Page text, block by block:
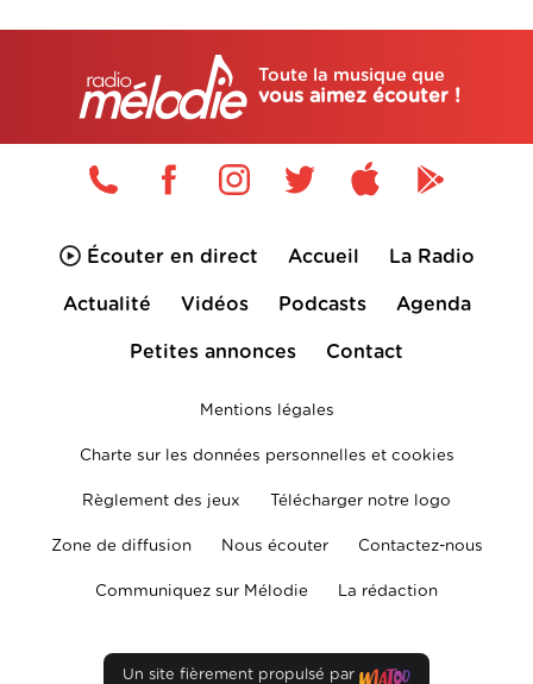
Toute la musique que
vous aimez écouter !
Écouter en direct Accueil La Radio
Actualité Vidéos Podcasts Agenda
Petites annonces Contact
Mentions légales
Charte sur les données personnelles et cookies
Règlement des jeux Télécharger notre logo
Zone de diffusion Nous écouter Contactez-nous
Communiquez sur Mélodie La rédaction
Un site fièrement propulsé par